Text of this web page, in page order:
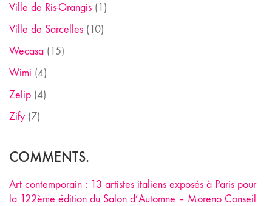
Ville de Ris-Orangis (1)
Ville de Sarcelles (10)
Wecasa (15)
Wimi (4)
Zelip (4)
Zify (7)
COMMENTS.
Art contemporain : 13 artistes italiens exposés à Paris pour
la 122ème édition du Salon d’Automne – Moreno Conseil